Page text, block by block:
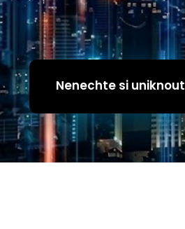
Nenechte si uniknout